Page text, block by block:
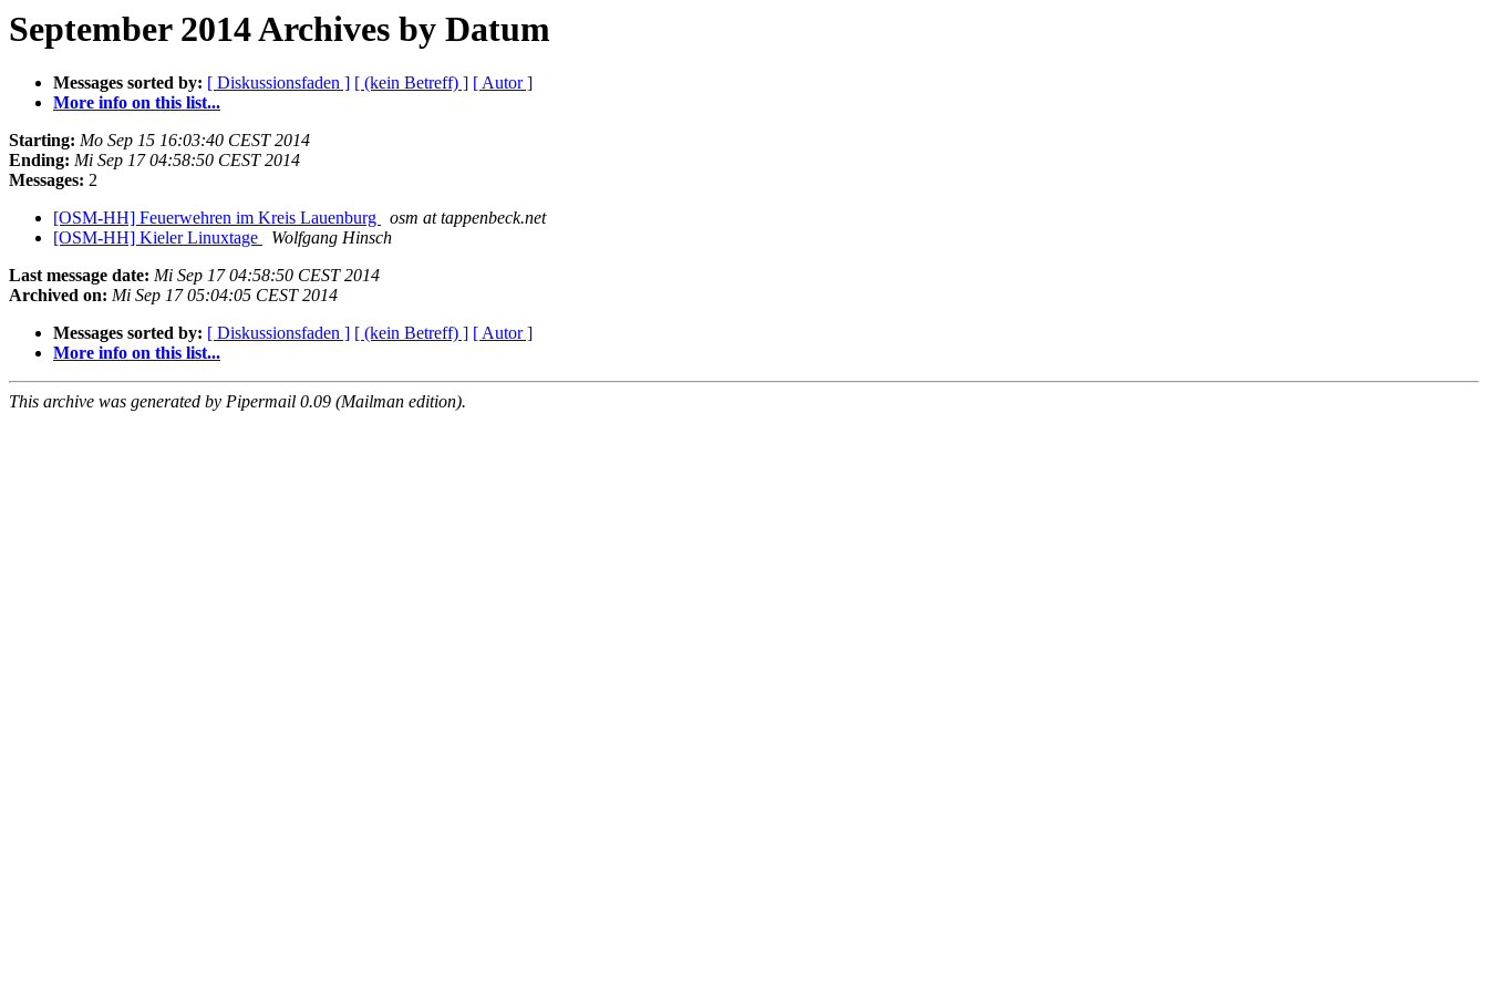
September 2014 Archives by Datum
Messages sorted by: [ Diskussionsfaden ] [ (kein Betreff) ] [ Autor ]
More info on this list...
Starting: Mo Sep 15 16:03:40 CEST 2014
Ending: Mi Sep 17 04:58:50 CEST 2014
Messages: 2
[OSM-HH] Feuerwehren im Kreis Lauenburg
osm at tappenbeck.net
[OSM-HH] Kieler Linuxtage
Wolfgang Hinsch
Last message date: Mi Sep 17 04:58:50 CEST 2014
Archived on: Mi Sep 17 05:04:05 CEST 2014
Messages sorted by: [ Diskussionsfaden ] [ (kein Betreff) ] [ Autor ]
More info on this list...
This archive was generated by Pipermail 0.09 (Mailman edition).